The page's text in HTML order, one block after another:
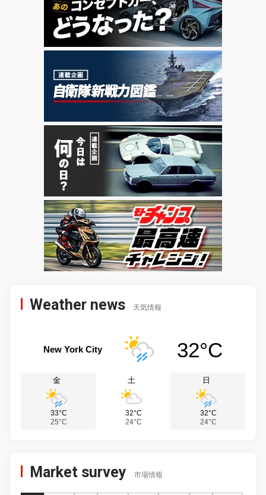
Weather news 天気情報
New York City 32°C
金
33°C
25°C
土
32°C
24°C
日
32°C
24°C
Market survey 市場情報